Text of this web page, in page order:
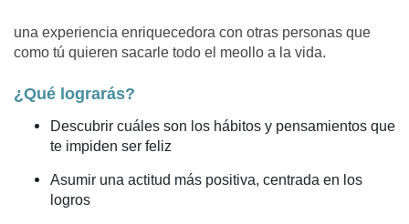
una experiencia enriquecedora con otras personas que
como tú quieren sacarle todo el meollo a la vida.
¿Qué lograrás?
Descubrir cuáles son los hábitos y pensamientos que
te impiden ser feliz
Asumir una actitud más positiva, centrada en los
logros